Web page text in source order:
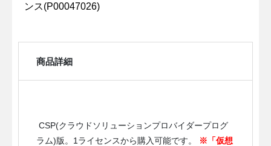
ンス(P00047026)
商品詳細
CSP(クラウドソリューションプロバイダープログ
ラム)版。1ライセンスから購入可能です。
※「仮想